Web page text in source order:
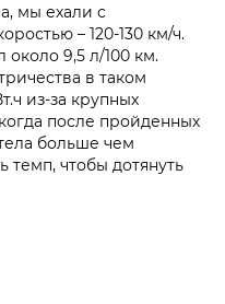
мы ехали с
– 120-130 км/ч.
около 9,5 л/100 км.
в таком
из-за крупных
после пройденных
больше чем
чтобы дотянуть